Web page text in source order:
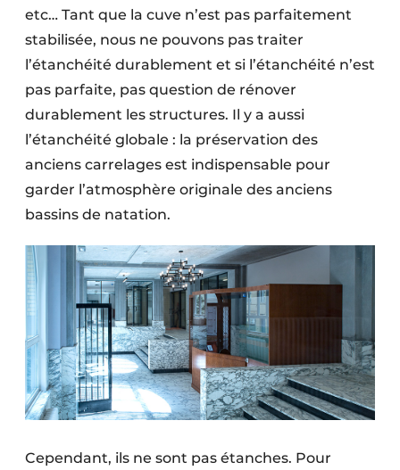
etc… Tant que la cuve n’est pas parfaitement
stabilisée, nous ne pouvons pas traiter
l’étanchéité durablement et si l’étanchéité n’est
pas parfaite, pas question de rénover
durablement les structures. Il y a aussi
l’étanchéité globale : la préservation des
anciens carrelages est indispensable pour
garder l’atmosphère originale des anciens
bassins de natation.
Cependant, ils ne sont pas étanches. Pour